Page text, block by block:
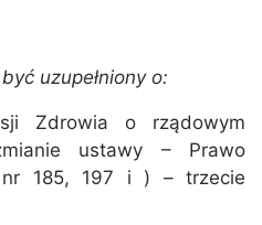
uzupełniony o:
Zdrowia o rządowym
ustawy – Prawo
nr 185, 197 i ) – trzecie